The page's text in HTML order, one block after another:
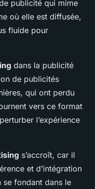
publicité qui mime
où elle est diffusée,
fluide pour
dans la publicité
de publicités
qui ont perdu
vers ce format
l’expérience
s’accroît, car il
et d’intégration
se fondant dans le